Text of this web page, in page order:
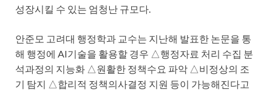
성장시킬 수 있는 엄청난 규모다.
안준모 고려대 행정학과 교수는 지난해 발표한 논문을 통
해 행정에 AI기술을 활용할 경우 △행정자료 처리 수집 분
석과정의 지능화 △원활한 정책수요 파악 △비정상의 조
기 탐지 △합리적 정책의사결정 지원 등이 가능해진다고